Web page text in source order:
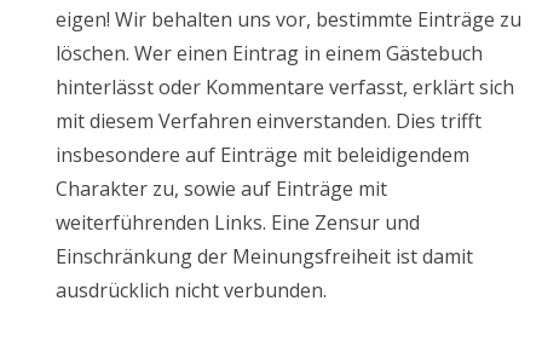
eigen! Wir behalten uns vor, bestimmte Einträge zu
löschen. Wer einen Eintrag in einem Gästebuch
hinterlässt oder Kommentare verfasst, erklärt sich
mit diesem Verfahren einverstanden. Dies trifft
insbesondere auf Einträge mit beleidigendem
Charakter zu, sowie auf Einträge mit
weiterführenden Links. Eine Zensur und
Einschränkung der Meinungsfreiheit ist damit
ausdrücklich nicht verbunden.